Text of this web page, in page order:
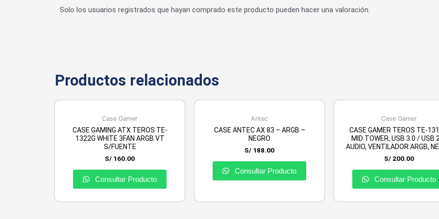
Solo los usuarios registrados que hayan comprado este producto pueden hacer una valoración.
Productos relacionados
Case Gamer
CASE GAMING ATX TEROS TE-
1322G WHITE 3FAN ARGB VT
S/FUENTE
S/ 160.00
Consultar Producto
Antec
CASE ANTEC AX 83 – ARGB –
NEGRO
S/ 188.00
Consultar Producto
Case Gamer
CASE GAMER TEROS TE-
MID TOWER, USB 3.0 / USB
AUDIO, VENTILADOR ARGB,
S/ 200.00
Consultar Producto